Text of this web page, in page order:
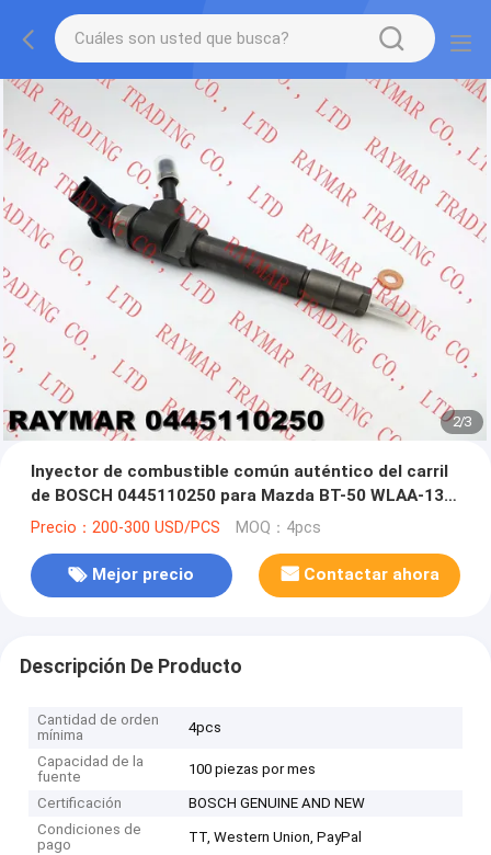
2/3
Inyector de combustible común auténtico del carril
de BOSCH 0445110250 para Mazda BT-50 WLAA-13-
H50, WLAA13H50
Precio：200-300 USD/PCS MOQ：4pcs
Mejor precio Contactar ahora
Descripción De Producto
Cantidad de orden
mínima
4pcs
Capacidad de la
fuente
100 piezas por mes
Certificación
BOSCH GENUINE AND NEW
Condiciones de
pago
TT, Western Union, PayPal